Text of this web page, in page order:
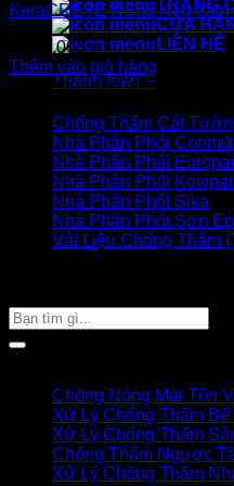
TRANG
CỬA
LIÊN HỆ
Thanh toán +
KeraCRETE NS50 Keo
1.100.000₫
Thêm vào giỏ hàng
Danh mục sản phẩm
Chống Thấm Cát
Nhà Phân Phối Conmik
Nhà Phân Phối
Nhà Phân Phối
Nhà Phân Phối Sika
Nhà Phân Phối Sơn
Vật Liệu Chống Thấm
Tìm
kiếm:
Chống Nóng Mái Tôn
Xử Lý Chống Thấm
Xử Lý Chống Thấm
Chống Thấm Ngược
Xử Lý Chống Thấm